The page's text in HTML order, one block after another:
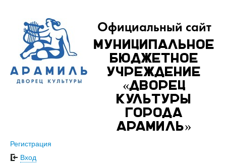
Официальный сайт
Муниципальное
бюджетное
учреждение
«Дворец
культуры
города
Арамиль»
Регистрация
Вход